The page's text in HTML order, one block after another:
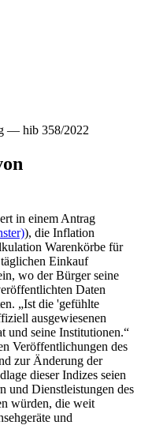
— hib 358/2022
in einem Antrag
), die Inflation
Warenkörbe für
Einkauf
wo der Bürger seine
Daten
„Ist die 'gefühlte
ausgewiesenen
und seine Institutionen.“
Veröffentlichungen des
zur Änderung der
dieser Indizes seien
und Dienstleistungen des
würden, die weit
und